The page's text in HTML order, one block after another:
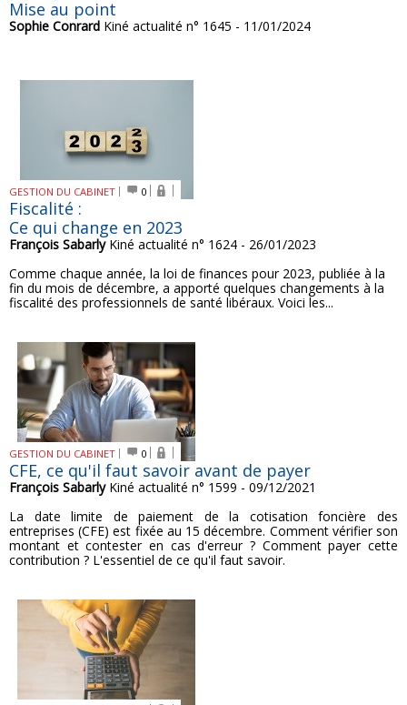
Mise au point
Sophie Conrard Kiné actualité n° 1645 - 11/01/2024
GESTION DU CABINET 0
Fiscalité :
Ce qui change en 2023
François SabarlyKiné actualité n° 1624 - 26/01/2023
Comme chaque année, la loi de finances pour 2023, publiée à la
fin du mois de décembre, a apporté quelques changements à la
fiscalité des professionnels de santé libéraux. Voici les...
GESTION DU CABINET 0
CFE, ce qu'il faut savoir avant de payer
François SabarlyKiné actualité n° 1599 - 09/12/2021
La date limite de paiement de la cotisation foncière des
entreprises (CFE) est fixée au 15 décembre. Comment vérifier son
montant et contester en cas d'erreur ? Comment payer cette
contribution ? L'essentiel de ce qu'il faut savoir.